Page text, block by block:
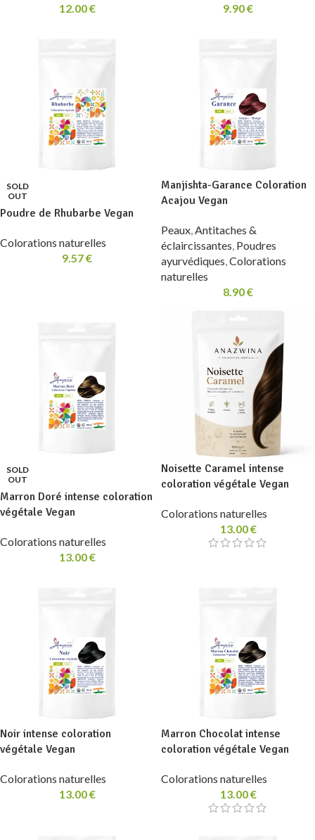
12.00€
9.90€
SOLD
OUT
Poudre de Rhubarbe Vegan
Colorations naturelles
9.57€
Manjishta-Garance Coloration
Acajou Vegan
Peaux,Antitaches &
éclaircissantes, Poudres
ayurvédiques,Colorations
naturelles
8.90€
SOLD
OUT
Marron Doré intense coloration
végétale Vegan
Colorations naturelles
13.00€
Noisette Caramel intense
coloration végétale Vegan
Colorations naturelles
13.00€
Noir intense coloration
végétale Vegan
Colorations naturelles
13.00€
Marron Chocolat intense
coloration végétale Vegan
Colorations naturelles
13.00€